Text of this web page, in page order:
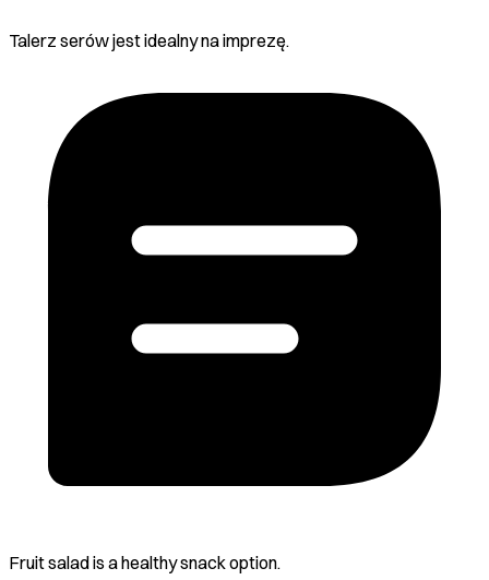
Talerz serów jest idealny na imprezę.
Fruit salad is a healthy snack option.